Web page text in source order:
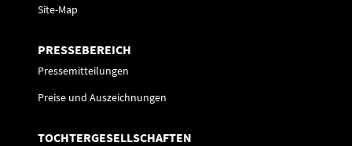
Site-Map
PRESSEBEREICH
Pressemitteilungen
Preise und Auszeichnungen
TOCHTERGESELLSCHAFTEN